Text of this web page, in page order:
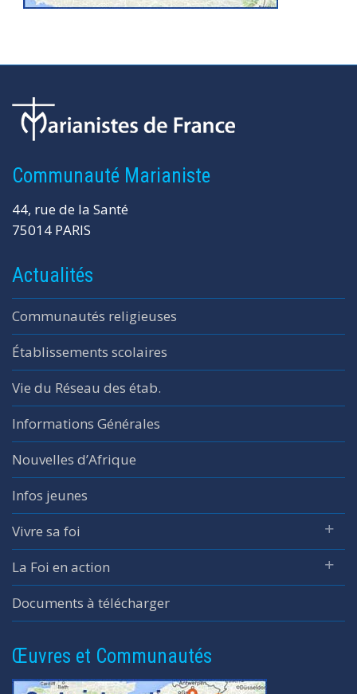
Communauté Marianiste
44, rue de la Santé
75014 PARIS
Actualités
Communautés religieuses
Établissements scolaires
Vie du Réseau des étab.
Informations Générales
Nouvelles d’Afrique
Infos jeunes
Vivre sa foi
La Foi en action
Documents à télécharger
Œuvres et Communautés